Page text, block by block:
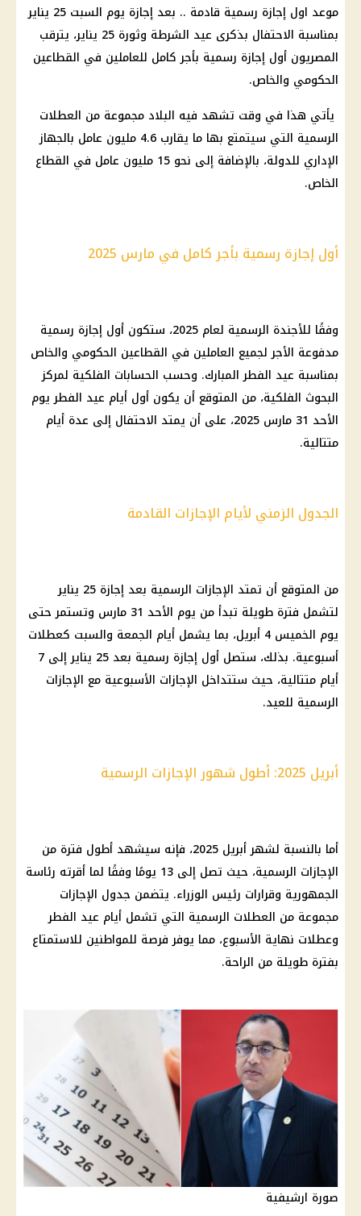
موعد اول إجازة رسمية قادمة .. بعد إجازة يوم السبت 25 يناير
بمناسبة الاحتفال بذكرى عيد الشرطة وثورة 25 يناير، يترقب
المصريون أول إجازة رسمية بأجر كامل للعاملين في القطاعين
الحكومي والخاص.
يأتي هذا في وقت تشهد فيه البلاد مجموعة من العطلات
الرسمية التي سيتمتع بها ما يقارب 4.6 مليون عامل بالجهاز
الإداري للدولة، بالإضافة إلى نحو 15 مليون عامل في القطاع
الخاص.
أول إجازة رسمية بأجر كامل في مارس 2025
وفقًا للأجندة الرسمية لعام 2025، ستكون أول إجازة رسمية
مدفوعة الأجر لجميع العاملين في القطاعين الحكومي والخاص
بمناسبة عيد الفطر المبارك. وحسب الحسابات الفلكية لمركز
البحوث الفلكية، من المتوقع أن يكون أول أيام عيد الفطر يوم
الأحد 31 مارس 2025، على أن يمتد الاحتفال إلى عدة أيام
متتالية.
الجدول الزمني لأيام الإجازات القادمة
من المتوقع أن تمتد الإجازات الرسمية بعد إجازة 25 يناير
لتشمل فترة طويلة تبدأ من يوم الأحد 31 مارس وتستمر حتى
يوم الخميس 4 أبريل، بما يشمل أيام الجمعة والسبت كعطلات
أسبوعية. بذلك، ستصل أول إجازة رسمية بعد 25 يناير إلى 7
أيام متتالية، حيث ستتداخل الإجازات الأسبوعية مع الإجازات
الرسمية للعيد.
أبريل 2025: أطول شهور الإجازات الرسمية
أما بالنسبة لشهر أبريل 2025، فإنه سيشهد أطول فترة من
الإجازات الرسمية، حيث تصل إلى 13 يومًا وفقًا لما أقرته رئاسة
الجمهورية وقرارات رئيس الوزراء. يتضمن جدول الإجازات
مجموعة من العطلات الرسمية التي تشمل أيام عيد الفطر
وعطلات نهاية الأسبوع، مما يوفر فرصة للمواطنين للاستمتاع
بفترة طويلة من الراحة.
صورة ارشيفية